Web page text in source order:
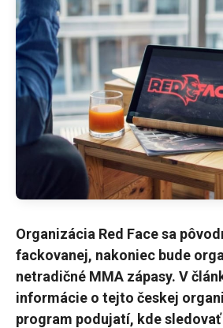
Organizácia Red Face sa
fackovanej, nakoniec bude
netradičné MMA zápasy. V
informácie o tejto českej
program podujatí, kde sledovať